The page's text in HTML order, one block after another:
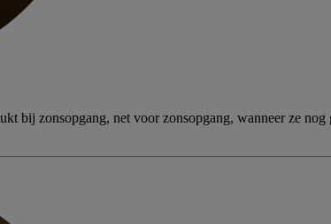
bij zonsopgang, net voor zonsopgang, wanneer ze